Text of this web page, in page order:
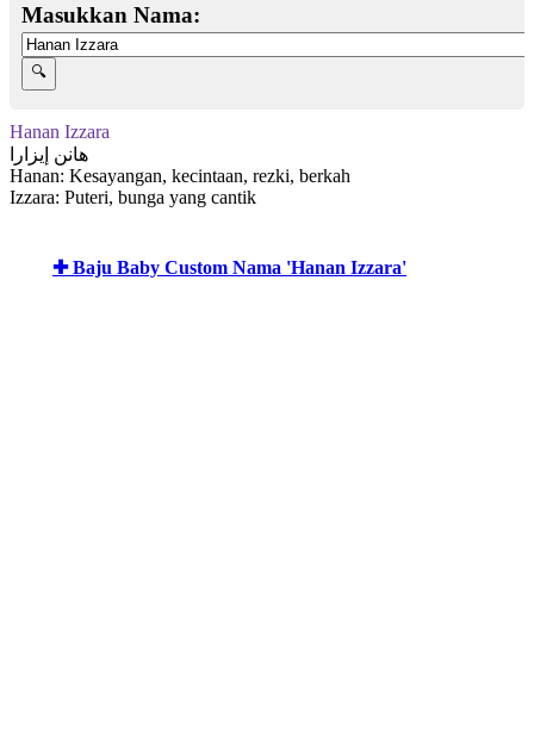
Masukkan Nama:
Hanan Izzara
هانن إيزارا
Hanan: Kesayangan, kecintaan, rezki, berkah
Izzara: Puteri, bunga yang cantik
✚ Baju Baby Custom Nama 'Hanan Izzara'